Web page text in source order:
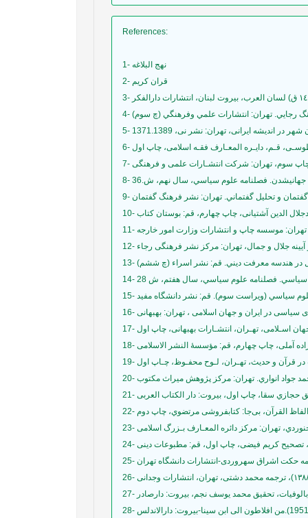
References:
1- نهج البلاغه
2- قران کریم